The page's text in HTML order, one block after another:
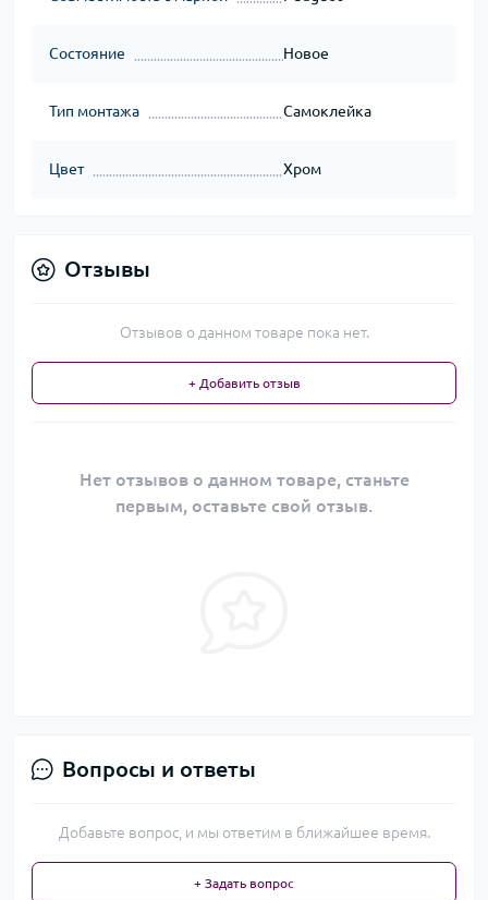
Состояние Новое
Тип монтажа Самоклейка
Цвет Хром
Отзывы
Отзывов о данном товаре пока нет.
+ Добавить отзыв
Нет отзывов о данном товаре, станьте
первым, оставьте свой отзыв.
Вопросы и ответы
Добавьте вопрос, и мы ответим в ближайшее время.
+ Задать вопрос